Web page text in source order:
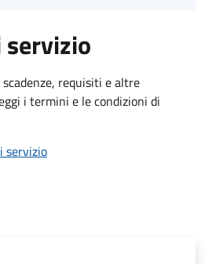
requisiti e altre
i termini e le condizioni di
servizio